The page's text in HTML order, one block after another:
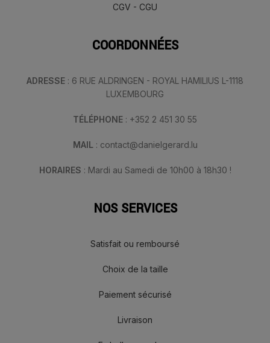
CGV - CGU
COORDONNÉES
ADRESSE : 6 RUE ALDRINGEN - ROYAL HAMILIUS L-1118
LUXEMBOURG
TÉLÉPHONE : +352 2 451 30 55
MAIL : contact@danielgerard.lu
HORAIRES : Mardi au Samedi de 10h00 à 18h30 !
NOS SERVICES
Satisfait ou remboursé
Choix de la taille
Paiement sécurisé
Livraison